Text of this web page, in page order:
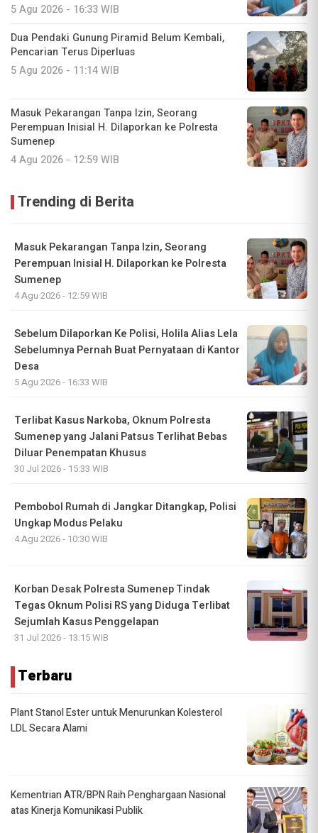
5 Agu 2026 - 16:33 WIB
Dua Pendaki Gunung Piramid Belum Kembali,
Pencarian Terus Diperluas
5 Agu 2026 - 11:14 WIB
Masuk Pekarangan Tanpa Izin, Seorang
Perempuan Inisial H. Dilaporkan ke Polresta
Sumenep
4 Agu 2026 - 12:59 WIB
Trending di Berita
Masuk Pekarangan Tanpa Izin, Seorang
Perempuan Inisial H. Dilaporkan ke Polresta
Sumenep
4 Agu 2026 - 12:59 WIB
Sebelum Dilaporkan Ke Polisi, Holila Alias Lela
Sebelumnya Pernah Buat Pernyataan di Kantor
Desa
5 Agu 2026 - 16:33 WIB
Terlibat Kasus Narkoba, Oknum Polresta
Sumenep yang Jalani Patsus Terlihat Bebas
Diluar Penempatan Khusus
30 Jul 2026 - 15:33 WIB
Pembobol Rumah di Jangkar Ditangkap, Polisi
Ungkap Modus Pelaku
4 Agu 2026 - 10:30 WIB
Korban Desak Polresta Sumenep Tindak
Tegas Oknum Polisi RS yang Diduga Terlibat
Sejumlah Kasus Penggelapan
31 Jul 2026 - 13:15 WIB
Terbaru
Plant Stanol Ester untuk Menurunkan Kolesterol
LDL Secara Alami
Kementrian ATR/BPN Raih Penghargaan Nasional
atas Kinerja Komunikasi Publik